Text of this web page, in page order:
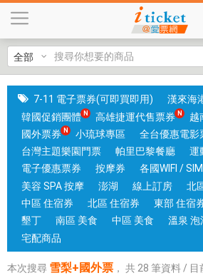
+
國
外
票
台
中
和
高
雄
有
體
門
7-11 電子票券(可即買即用)
漢來海
韓國促銷團體
高雄捷運代售票券
越
國外票券
小琉球專區
全台優惠電影
台灣主題樂園門票
帕里巴黎餐廳
運
電子優惠票券
按摩券 各國WIFI /
美容 SPA 按摩
澎湖 線上訂房
北
中區 住宿券
北區 住宿券 東部 住宿
墾丁
南區 美食 中區 美食 溫泉 泡
宅配商品
本次搜尋 雪梨+國外票 ， 共 28 筆資料 / 目